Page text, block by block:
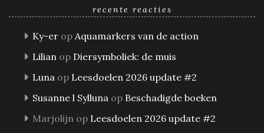
recente reacties
Ky-er op Aquamarkers van de action
Lilian op Diersymboliek: de muis
Luna op Leesdoelen 2026 update #2
Susanne l Sylluna op Beschadigde boeken
Marjolijn op Leesdoelen 2026 update #2